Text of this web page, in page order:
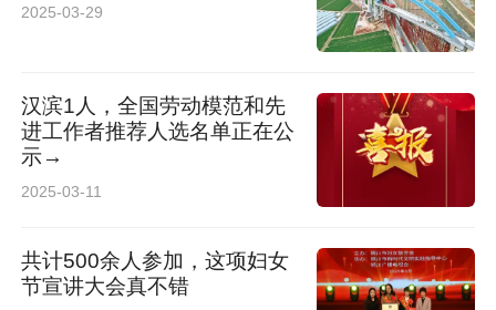
2025-03-29
汉滨1人，全国劳动模范和先
进工作者推荐人选名单正在公
示→
2025-03-11
共计500余人参加，这项妇女
节宣讲大会真不错